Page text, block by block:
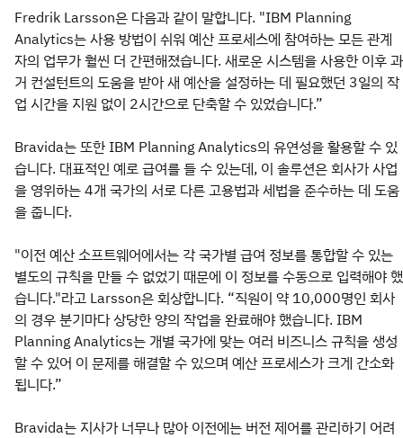
Fredrik Larsson은 다음과 같이 말합니다. "IBM Planning
Analytics는 사용 방법이 쉬워 예산 프로세스에 참여하는 모든 관계
자의 업무가 훨씬 더 간편해졌습니다. 새로운 시스템을 사용한 이후 과
거 컨설턴트의 도움을 받아 새 예산을 설정하는 데 필요했던 3일의 작
업 시간을 지원 없이 2시간으로 단축할 수 있었습니다.”
Bravida는 또한 IBM Planning Analytics의 유연성을 활용할 수 있
습니다. 대표적인 예로 급여를 들 수 있는데, 이 솔루션은 회사가 사업
을 영위하는 4개 국가의 서로 다른 고용법과 세법을 준수하는 데 도움
을 줍니다.
"이전 예산 소프트웨어에서는 각 국가별 급여 정보를 통합할 수 있는
별도의 규칙을 만들 수 없었기 때문에 이 정보를 수동으로 입력해야 했
습니다."라고 Larsson은 회상합니다. “직원이 약 10,000명인 회사
의 경우 분기마다 상당한 양의 작업을 완료해야 했습니다. IBM
Planning Analytics는 개별 국가에 맞는 여러 비즈니스 규칙을 생성
할 수 있어 이 문제를 해결할 수 있으며 예산 프로세스가 크게 간소화
됩니다.”
Bravida는 지사가 너무나 많아 이전에는 버전 제어를 관리하기 어려